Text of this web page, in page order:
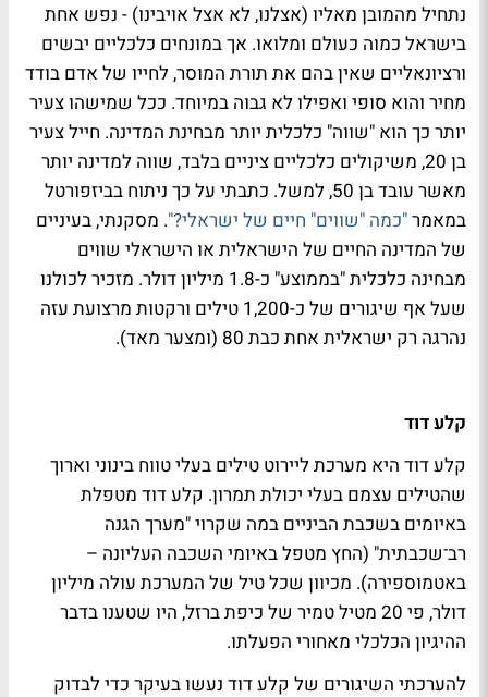
נתחיל מהמובן מאליו (אצלנו, לא אצל אויבינו) - נפש אחת
בישראל כמוה כעולם ומלואו. אך במונחים כלכליים יבשים
ורציונאליים שאין בהם את תורת המוסר, לחייו של אדם בודד
מחיר והוא סופי ואפילו לא גבוה במיוחד. ככל שמישהו צעיר
יותר כך הוא "שווה" כלכלית יותר מבחינת המדינה. חייל צעיר
בן 20, משיקולים כלכליים ציניים בלבד, שווה למדינה יותר
מאשר עובד בן 50, למשל. כתבתי על כך ניתוח בביזפורטל
במאמר"כמה "שווים" חיים של ישראלי?". מסקנתי, בעיניים
של המדינה החיים של הישראלית או הישראלי שווים
מבחינה כלכלית "בממוצע" כ-1.8 מיליון דולר. מזכיר לכולנו
שעל אף שיגורים של כ-1,200 טילים ורקטות מרצועת עזה
נהרגה רק ישראלית אחת כבת 80 (ומצער מאד).
קלע דוד
קלע דוד היא מערכת ליירוט טילים בעלי טווח בינוני וארוך
שהטילים עצמם בעלי יכולת תמרון. קלע דוד מטפלת
באיומים בשכבת הביניים במה שקרוי "מערך הגנה
רב־שכבתית" (החץ מטפל באיומי השכבה העליונה –
באטמוספירה). מכיוון שכל טיל של המערכת עולה מיליון
דולר, פי 20 מטיל טמיר של כיפת ברזל, היו שטענו בדבר
ההיגיון הכלכלי מאחורי הפעלתו.
להערכתי השיגורים של קלע דוד נעשו בעיקר כדי לבדוק